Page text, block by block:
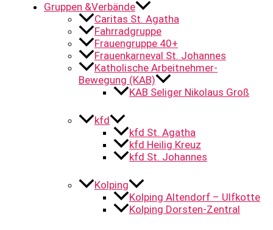
Gruppen &Verbände
Caritas St. Agatha
Fahrradgruppe
Frauengruppe 40+
Frauenkarneval St. Johannes
Katholische Arbeitnehmer-
Bewegung (KAB)
KAB Seliger Nikolaus Groß
kfd
kfd St. Agatha
kfd Heilig Kreuz
kfd St. Johannes
Kolping
Kolping Altendorf – Ulfkotte
Kolping Dorsten-Zentral